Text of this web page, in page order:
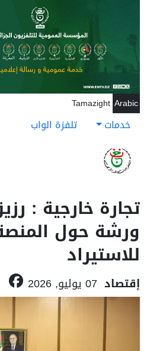
تجاوز إلى المحتوى الرئيسي
Arabic
Tamazight
خدمات تلفزة الواب
تجارة خارجية :
ورشة حول
للاستيراد
إقتصاد 07 يوليو, 2026